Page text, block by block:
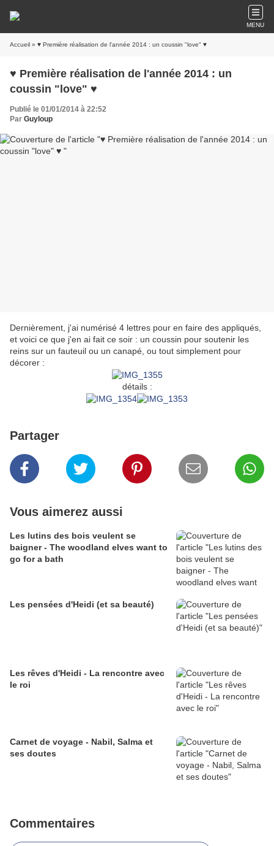
MENU
Accueil » ♥ Première réalisation de l'année 2014 : un coussin "love" ♥
♥ Première réalisation de l'année 2014 : un
coussin "love" ♥
Publié le 01/01/2014 à 22:52
Par Guyloup
Dernièrement, j'ai numérisé 4 lettres pour en faire des appliqués,
et voici ce que j'en ai fait ce soir : un coussin pour soutenir les
reins sur un fauteuil ou un canapé, ou tout simplement pour
décorer :
détails :
Partager
Vous aimerez aussi
Les lutins des bois veulent se
baigner - The woodland elves want to
go for a bath
Les pensées d'Heidi (et sa beauté)
Les rêves d'Heidi - La rencontre avec
le roi
Carnet de voyage - Nabil, Salma et
ses doutes
Commentaires